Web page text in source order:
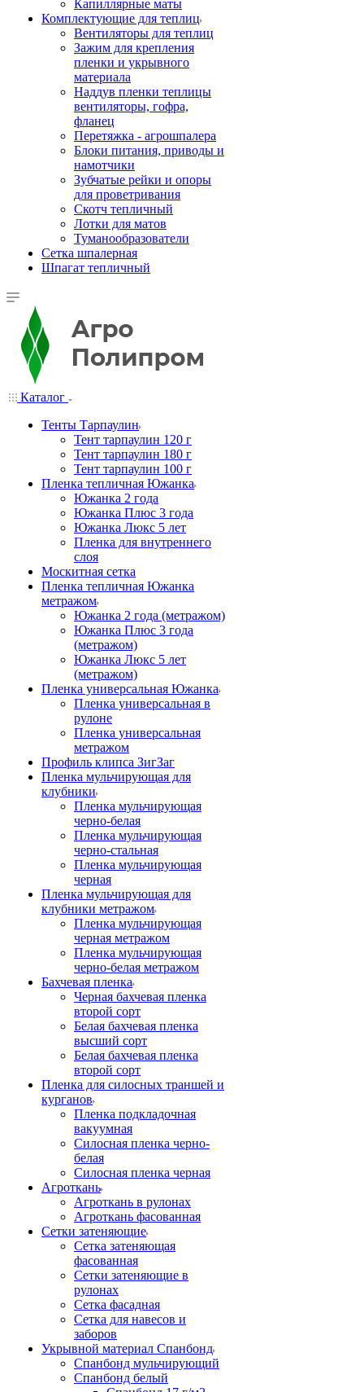
Капиллярные маты
Комплектующие для теплиц
Вентиляторы для теплиц
Зажим для крепления
пленки и укрывного
материала
Наддув пленки теплицы
вентиляторы, гофра,
фланец
Перетяжка - агрошпалера
Блоки питания, приводы и
намотчики
Зубчатые рейки и опоры
для проветривания
Скотч тепличный
Лотки для матов
Туманообразователи
Сетка шпалерная
Шпагат тепличный
Каталог
Тенты Тарпаулин
Тент тарпаулин 120 г
Тент тарпаулин 180 г
Тент тарпаулин 100 г
Пленка тепличная Южанка
Южанка 2 года
Южанка Плюс 3 года
Южанка Люкс 5 лет
Пленка для внутреннего
слоя
Москитная сетка
Пленка тепличная Южанка
метражом
Южанка 2 года (метражом)
Южанка Плюс 3 года
(метражом)
Южанка Люкс 5 лет
(метражом)
Пленка универсальная Южанка
Пленка универсальная в
рулоне
Пленка универсальная
метражом
Профиль клипса ЗигЗаг
Пленка мульчирующая для
клубники
Пленка мульчирующая
черно-белая
Пленка мульчирующая
черно-стальная
Пленка мульчирующая
черная
Пленка мульчирующая для
клубники метражом
Пленка мульчирующая
черная метражом
Пленка мульчирующая
черно-белая метражом
Бахчевая пленка
Черная бахчевая пленка
второй сорт
Белая бахчевая пленка
высший сорт
Белая бахчевая пленка
второй сорт
Пленка для силосных траншей и
курганов
Пленка подкладочная
вакуумная
Силосная пленка черно-
белая
Силосная пленка черная
Агроткань
Агроткань в рулонах
Агроткань фасованная
Сетки затеняющие
Сетка затеняющая
фасованная
Сетки затеняющие в
рулонах
Сетка фасадная
Сетка для навесов и
заборов
Укрывной материал Спанбонд
Спанбонд мульчирующий
Спанбонд белый